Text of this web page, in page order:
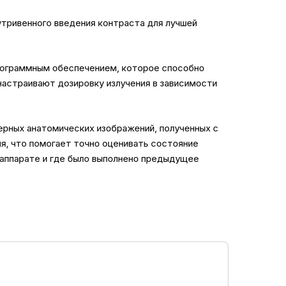
введения контраста для лучшей
обеспечением, которое способно
дозировку излучения в зависимости
анатомических изображений, полученных с
что помогает точно оценивать состояние
и где было выполнено предыдущее